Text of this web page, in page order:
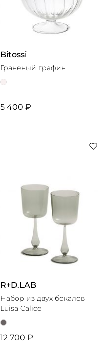
Bitossi
Граненый графин
5 400 ₽
R+D.LAB
Набор из двух бокалов
Luisa Calice
12 700 ₽